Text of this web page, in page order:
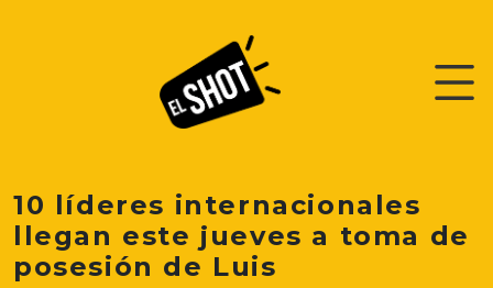
10 líderes internacionales
llegan este jueves a toma de
posesión de Luis